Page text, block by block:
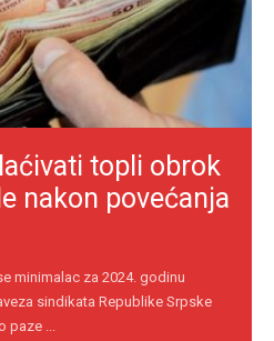
topli obrok
nakon povećanja
minimalac za 2024. godinu
sindikata Republike Srpske
paze ...